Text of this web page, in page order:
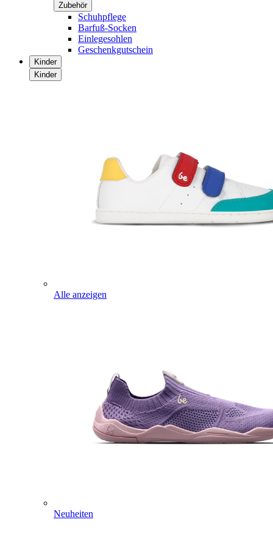
Zubehör
Schuhpflege
Barfuß-Socken
Einlegesohlen
Geschenkgutschein
Kinder
Kinder
Alle anzeigen
Neuheiten